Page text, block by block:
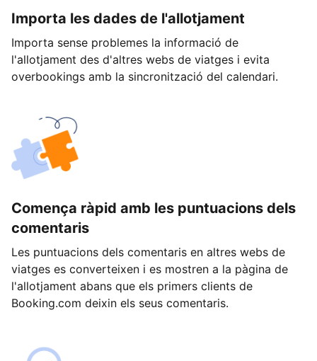
Importa les dades de l'allotjament
Importa sense problemes la informació de
l'allotjament des d'altres webs de viatges i evita
overbookings amb la sincronització del calendari.
Comença ràpid amb les puntuacions dels
comentaris
Les puntuacions dels comentaris en altres webs de
viatges es converteixen i es mostren a la pàgina de
l'allotjament abans que els primers clients de
Booking.com deixin els seus comentaris.